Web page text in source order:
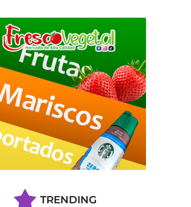
TRENDING